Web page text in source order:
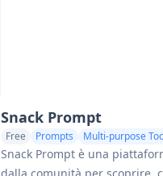
Snack Prompt
Free Prompts Multi-purpose
Snack Prompt è una